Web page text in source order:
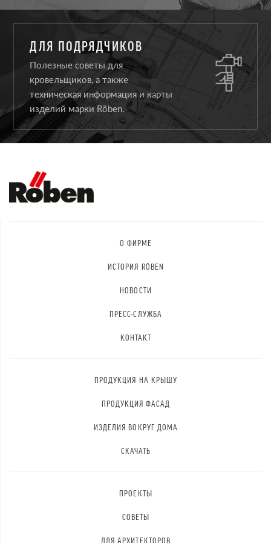
ДЛЯ ПОДРЯДЧИКОВ
Полезные советы для
кровельщиков, а также
техническая информация и карты
изделий марки Röben.
О ФИРМЕ
ИСТОРИЯ RÖBEN
НОВОСТИ
ПРЕСС-СЛУЖБА
КОНТАКТ
ПРОДУКЦИЯ НА КРЫШУ
ПРОДУКЦИЯ ФАСАД
ИЗДЕЛИЯ ВОКРУГ ДОМА
СКАЧАТЬ
ПРОЕКТЫ
СОВЕТЫ
ДЛЯ АРХИТЕКТОРОВ